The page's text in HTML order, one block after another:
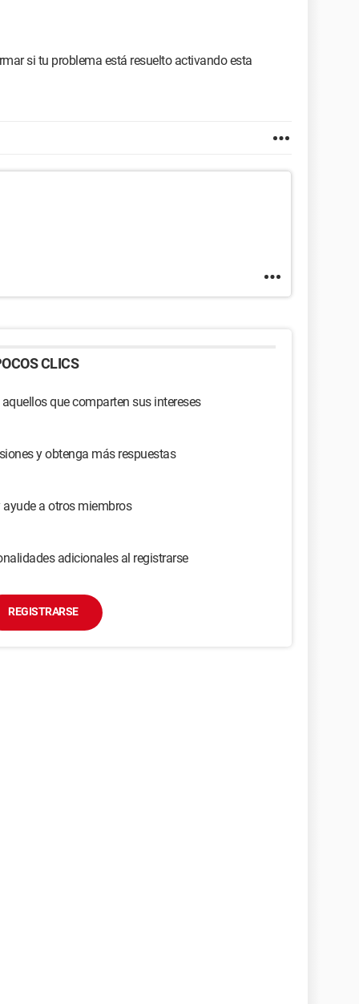
si tu problema está resuelto activando esta
CLICS
que comparten sus intereses
y obtenga más respuestas
a otros miembros
adicionales al registrarse
REGISTRARSE